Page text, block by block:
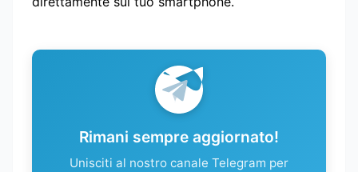
Rimani sempre aggiornato!
Unisciti al nostro canale Telegram per